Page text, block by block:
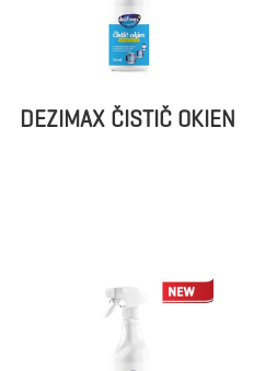
DEZIMAX ČISTIČ OKIEN